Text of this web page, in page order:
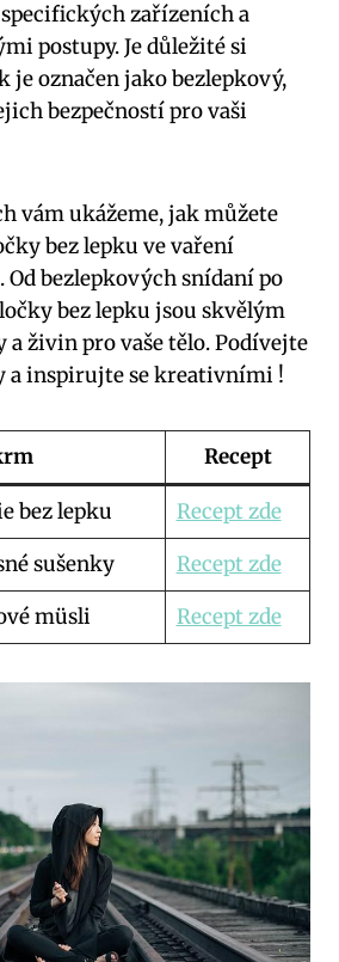
zařízeních a
postupy. Je důležité si
je označen jako bezlepkový,
bezpečností pro vaši
vám ukážeme, jak můžete
bez lepku ve vaření
bezlepkových snídaní po
bez lepku jsou skvělým
živin pro vaše tělo. Podívejte
a inspirujte se kreativními !
Recept
bez lepku
Recept zde
sušenky
Recept zde
müsli
Recept zde